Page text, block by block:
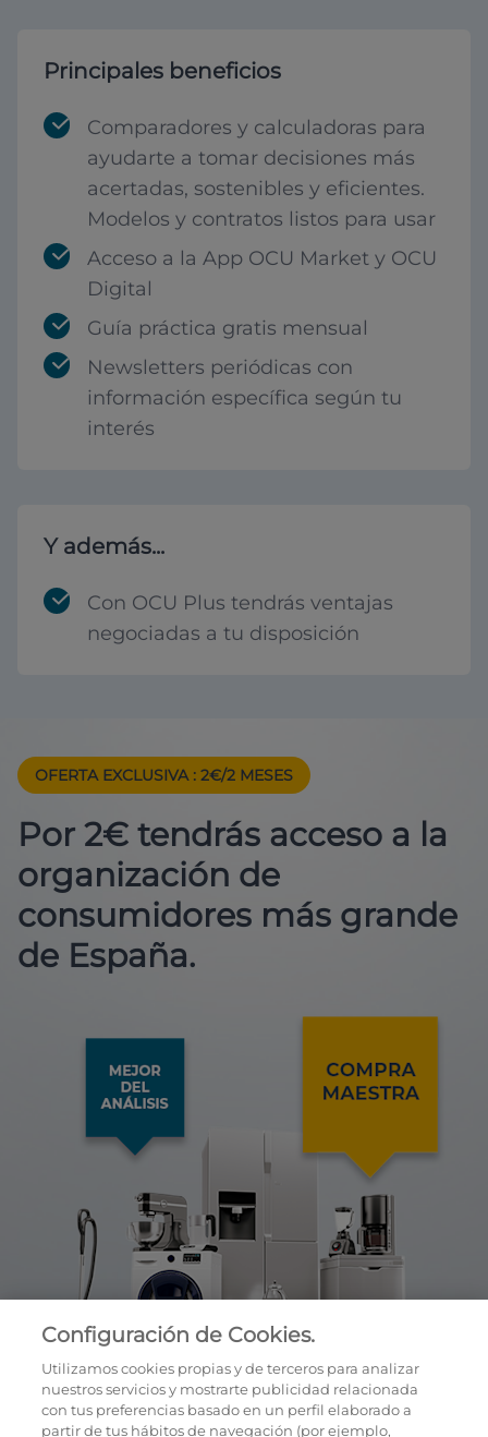
Principales beneficios
Comparadores y calculadoras para
ayudarte a tomar decisiones más
acertadas, sostenibles y eficientes.
Modelos y contratos listos para usar
Acceso a la App OCU Market y OCU
Digital
Guía práctica gratis mensual
Newsletters periódicas con
información específica según tu
interés
Y además...
Con OCU Plus tendrás ventajas
negociadas a tu disposición
OFERTA EXCLUSIVA : 2€/2 MESES
Por 2€ tendrás acceso a la
organización de
consumidores más grande
de España.
Configuración de Cookies.
Utilizamos cookies propias y de terceros para analizar
nuestros servicios y mostrarte publicidad relacionada
con tus preferencias basado en un perfil elaborado a
partir de tus hábitos de navegación (por ejemplo,